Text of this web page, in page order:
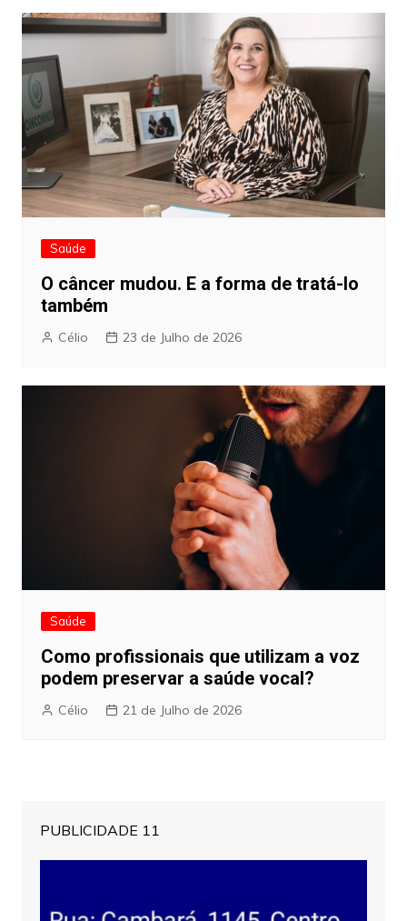
Saúde
O câncer mudou. E a forma de tratá-lo
também
Célio 23 de Julho de 2026
Saúde
Como profissionais que utilizam a voz
podem preservar a saúde vocal?
Célio 21 de Julho de 2026
PUBLICIDADE 11